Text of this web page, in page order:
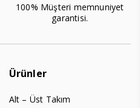
100% Müşteri memnuniyet
garantisi.
Ürünler
Alt – Üst Takım